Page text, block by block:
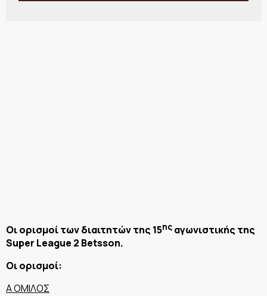
Οι ορισμοί των διαιτητών της 15ης αγωνιστικής της
Super League 2 Betsson.
Οι ορισμοί:
Α ΟΜΙΛΟΣ